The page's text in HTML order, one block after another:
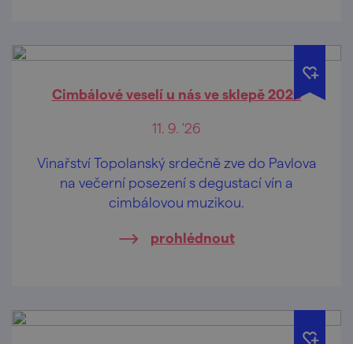
Cimbálové veselí u nás ve sklepě 2026
11. 9. '26
Vinařství Topolanský srdečně zve do Pavlova
na večerní posezení s degustací vín a
cimbálovou muzikou.
prohlédnout